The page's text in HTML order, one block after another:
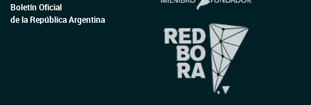
Boletín Oficial
de la República Argentina